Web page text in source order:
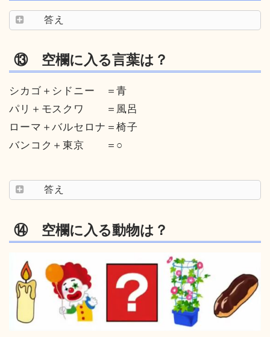
答え
⑬ 空欄に入る言葉は？
シカゴ＋シドニー ＝青
パリ＋モスクワ ＝風呂
ローマ＋バルセロナ＝椅子
バンコク＋東京 ＝○
答え
⑭ 空欄に入る動物は？